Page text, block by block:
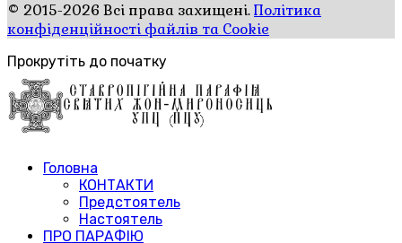
© 2015-2026 Всі права захищені.Політика
конфіденційності файлів та Cookie
Прокрутіть до початку
Головна
КОНТАКТИ
Предстоятель
Настоятель
ПРО ПАРАФІЮ